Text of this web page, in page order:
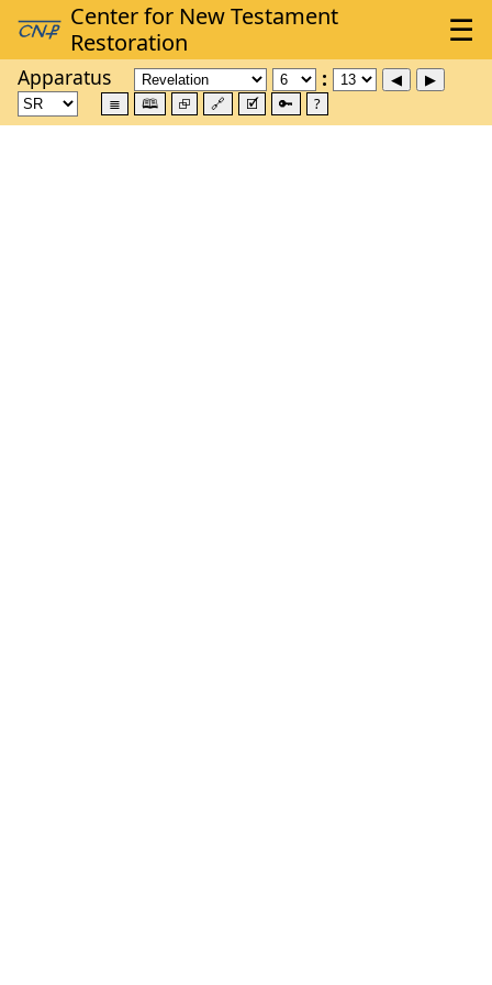
Apparatus
≣ 🕮 ⮺ 🔗 🗹 🔑 ?